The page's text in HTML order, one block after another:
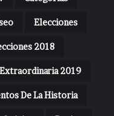
Elecciones
2018
2019
De La Historia